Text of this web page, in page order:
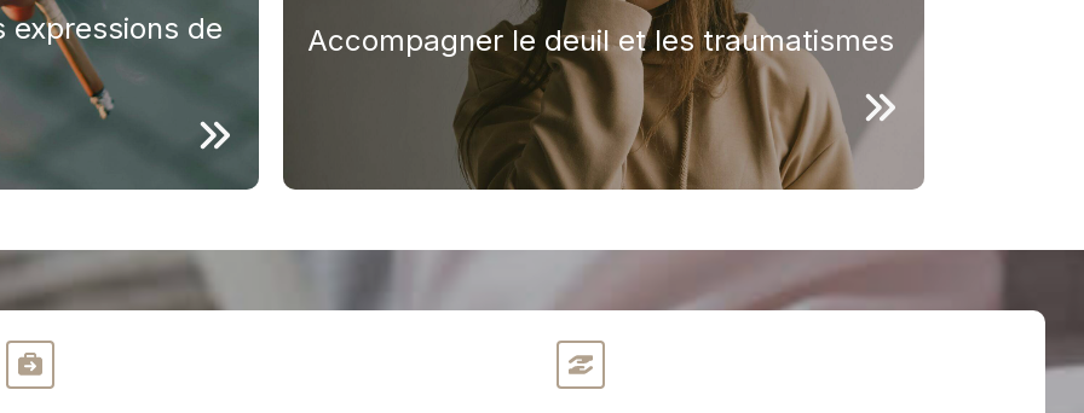
expressions de
sommeil.
sans cause
Accompagner le deuil et les traumatismes
aider aux traverser.